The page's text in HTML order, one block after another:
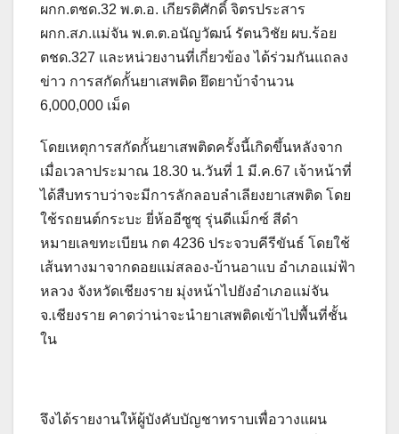
ผกก.ตชด.32 พ.ต.อ. เกียรติศักดิ์ จิตรประสาร
ผกก.สภ.แม่จัน พ.ต.ต.อนัญวัฒน์ รัตนวิชัย ผบ.ร้อย
ตชด.327 และหน่วยงานที่เกี่ยวข้อง ได้ร่วมกันแถลง
ข่าว การสกัดกั้นยาเสพติด ยึดยาบ้าจำนวน
6,000,000 เม็ด
โดยเหตุการสกัดกั้นยาเสพติดครั้งนี้เกิดขึ้นหลังจาก
เมื่อเวลาประมาณ 18.30 น.วันที่ 1 มี.ค.67 เจ้าหน้าที่
ได้สืบทราบว่าจะมีการลักลอบลำเลียงยาเสพติด โดย
ใช้รถยนต์กระบะ ยี่ห้ออีซูซุ รุ่นดีแม็กซ์ สีดำ
หมายเลขทะเบียน กต 4236 ประจวบคีรีขันธ์ โดยใช้
เส้นทางมาจากดอยแม่สลอง-บ้านอาแบ อำเภอแม่ฟ้า
หลวง จังหวัดเชียงราย มุ่งหน้าไปยังอำเภอแม่จัน
จ.เชียงราย คาดว่าน่าจะนำยาเสพติดเข้าไปพื้นที่ชั้น
ใน
จึงได้รายงานให้ผู้บังคับบัญชาทราบเพื่อวางแผน